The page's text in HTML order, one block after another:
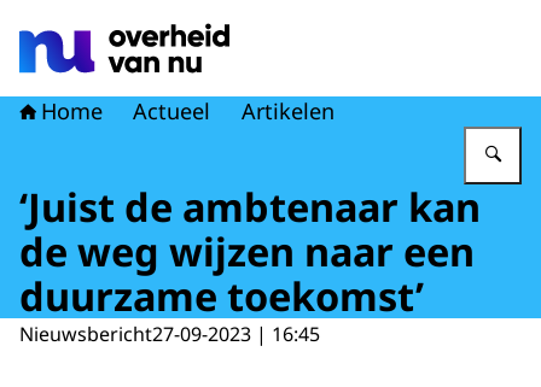
Home Actueel Artikelen
‘Juist de ambtenaar kan
de weg wijzen naar een
duurzame toekomst’
Nieuwsbericht27-09-2023 | 16:45